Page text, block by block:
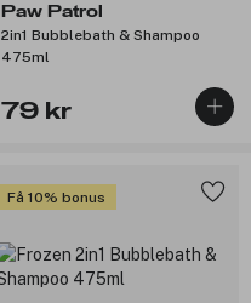
Paw Patrol
2in1 Bubblebath & Shampoo
475ml
79 kr
Få 10% bonus